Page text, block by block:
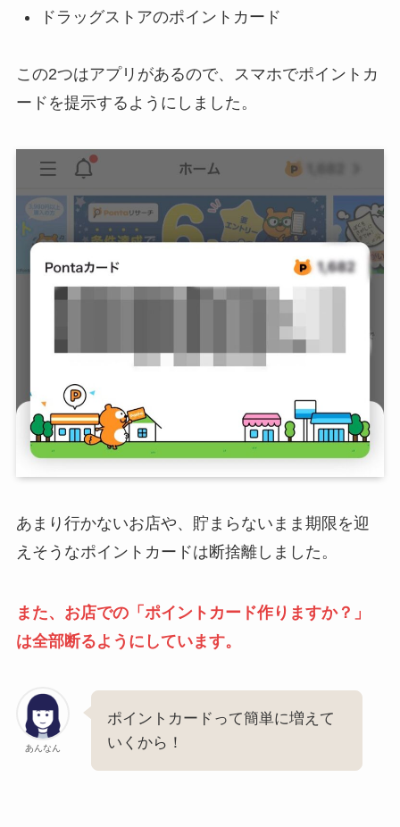
ドラッグストアのポイントカード
この2つはアプリがあるので、スマホでポイントカ
ードを提示するようにしました。
あまり行かないお店や、貯まらないまま期限を迎
えそうなポイントカードは断捨離しました。
また、お店での「ポイントカード作りますか？」
は全部断るようにしています。
あんなん
ポイントカードって簡単に増えて
いくから！